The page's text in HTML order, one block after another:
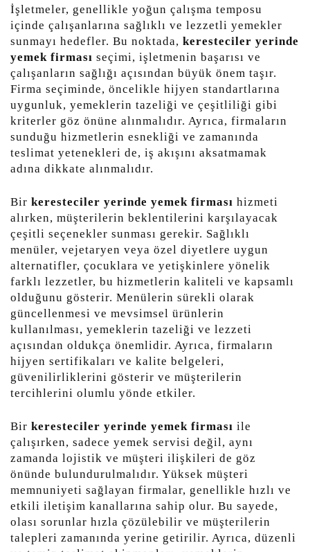
İşletmeler, genellikle yoğun çalışma temposu
içinde çalışanlarına sağlıklı ve lezzetli yemekler
sunmayı hedefler. Bu noktada, keresteciler yerinde
yemek firması seçimi, işletmenin başarısı ve
çalışanların sağlığı açısından büyük önem taşır.
Firma seçiminde, öncelikle hijyen standartlarına
uygunluk, yemeklerin tazeliği ve çeşitliliği gibi
kriterler göz önüne alınmalıdır. Ayrıca, firmaların
sunduğu hizmetlerin esnekliği ve zamanında
teslimat yetenekleri de, iş akışını aksatmamak
adına dikkate alınmalıdır.
Bir keresteciler yerinde yemek firması hizmeti
alırken, müşterilerin beklentilerini karşılayacak
çeşitli seçenekler sunması gerekir. Sağlıklı
menüler, vejetaryen veya özel diyetlere uygun
alternatifler, çocuklara ve yetişkinlere yönelik
farklı lezzetler, bu hizmetlerin kaliteli ve kapsamlı
olduğunu gösterir. Menülerin sürekli olarak
güncellenmesi ve mevsimsel ürünlerin
kullanılması, yemeklerin tazeliği ve lezzeti
açısından oldukça önemlidir. Ayrıca, firmaların
hijyen sertifikaları ve kalite belgeleri,
güvenilirliklerini gösterir ve müşterilerin
tercihlerini olumlu yönde etkiler.
Bir keresteciler yerinde yemek firması ile
çalışırken, sadece yemek servisi değil, aynı
zamanda lojistik ve müşteri ilişkileri de göz
önünde bulundurulmalıdır. Yüksek müşteri
memnuniyeti sağlayan firmalar, genellikle hızlı ve
etkili iletişim kanallarına sahip olur. Bu sayede,
olası sorunlar hızla çözülebilir ve müşterilerin
talepleri zamanında yerine getirilir. Ayrıca, düzenli